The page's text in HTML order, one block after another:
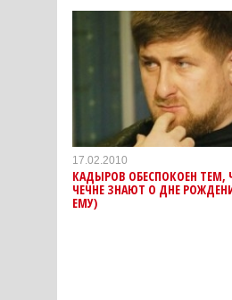
17.02.2010
КАДЫРОВ ОБЕСПОКОЕН ТЕМ,
ЧЕЧНЕ ЗНАЮТ О ДНЕ
ЕМУ)